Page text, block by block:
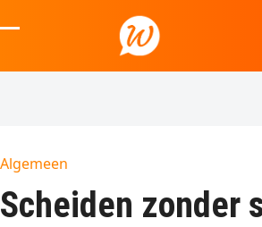
to
mobile
mobile
Algemeen
Scheiden zonder